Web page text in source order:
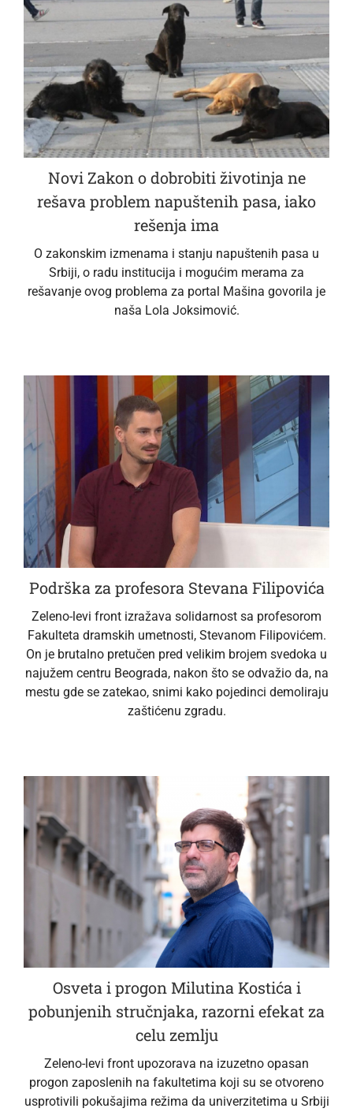
Novi Zakon o dobrobiti životinja ne
rešava problem napuštenih pasa, iako
rešenja ima
O zakonskim izmenama i stanju napuštenih pasa u
Srbiji, o radu institucija i mogućim merama za
rešavanje ovog problema za portal Mašina govorila je
naša Lola Joksimović.
Podrška za profesora Stevana Filipovića
Zeleno-levi front izražava solidarnost sa profesorom
Fakulteta dramskih umetnosti, Stevanom Filipovićem.
On je brutalno pretučen pred velikim brojem svedoka u
najužem centru Beograda, nakon što se odvažio da, na
mestu gde se zatekao, snimi kako pojedinci demoliraju
zaštićenu zgradu.
Osveta i progon Milutina Kostića i
pobunjenih stručnjaka, razorni efekat za
celu zemlju
Zeleno-levi front upozorava na izuzetno opasan
progon zaposlenih na fakultetima koji su se otvoreno
usprotivili pokušajima režima da univerzitetima u Srbiji